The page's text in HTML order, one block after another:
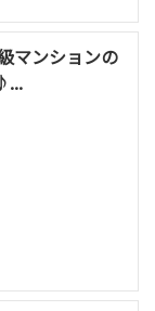
マンションの